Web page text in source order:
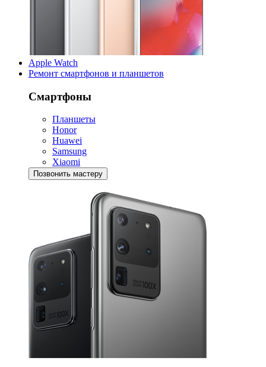
Apple Watch
Ремонт смартфонов и планшетов
Смартфоны
Планшеты
Honor
Huawei
Samsung
Xiaomi
Позвонить мастеру